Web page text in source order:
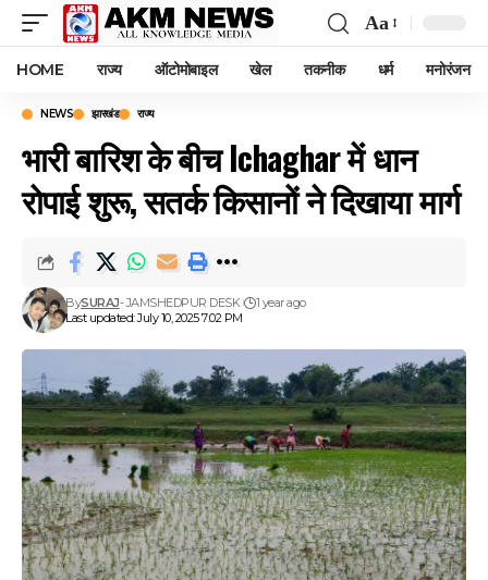
Font
Aa
HOME राज्य ऑटोमोबाइल खेल तकनीक धर्म मनोरंजन
NEWS झारखंड राज्य
भारी बारिश के बीच Ichaghar में धान
रोपाई शुरू, सतर्क किसानों ने दिखाया मार्ग
Last updated: July 10, 2025 7:02 PM
BySURAJ- JAMSHEDPUR DESK 1 year ago